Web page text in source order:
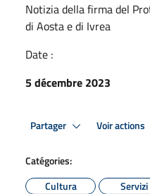
Notizia della firma del
di Aosta e di Ivrea
Date :
5 décembre 2023
Partager Voir actions
Catégories:
Cultura
Servizi